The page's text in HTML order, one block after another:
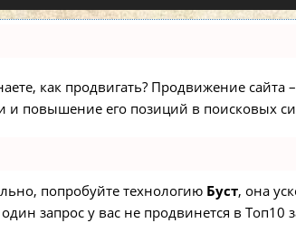
как продвигать? Продвижение сайта
повышение его позиций в поисковых
попробуйте технологию Буст, она
запрос у вас не продвинется в Топ10